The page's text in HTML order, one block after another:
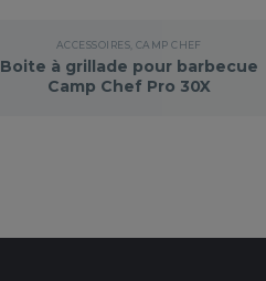
ACCESSOIRES, CAMP CHEF
Boite à grillade pour barbecue
Camp Chef Pro 30X